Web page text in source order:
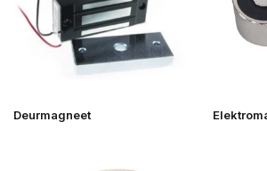
Deurmagneet